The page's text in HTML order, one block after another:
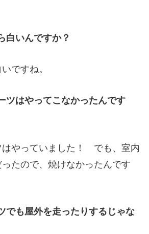
いんですか？
ですね。
はやってこなかったんです
やっていました！ でも、室内
たので、焼けなかったんです
も屋外を走ったりするじゃな